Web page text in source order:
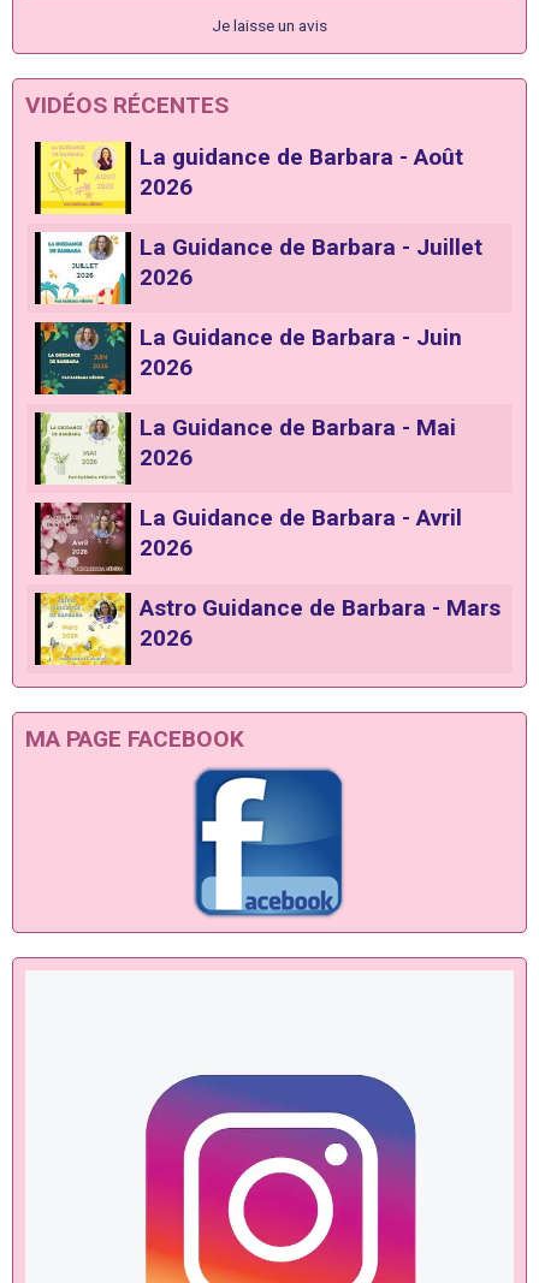
Je laisse un avis
VIDÉOS RÉCENTES
La guidance de Barbara - Août
2026
La Guidance de Barbara - Juillet
2026
La Guidance de Barbara - Juin
2026
La Guidance de Barbara - Mai
2026
La Guidance de Barbara - Avril
2026
Astro Guidance de Barbara - Mars
2026
MA PAGE FACEBOOK